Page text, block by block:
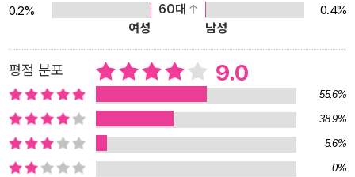
설이 이 존재들을 암시한다는 내용을 담는다. 깊은 바다 밑에 있는 그
들은 때가 되면 다시 깨어나 지구에 엄청난 재앙을 안긴다는 이야기.
져서 20세기 후반에 이르러 문화적 기호로 등장하게 된다. ◇ 현대
대중 문학에서 러브크래프트의 영향을 받은 사례들 : 클라이브 바커
Clive Barker : 영화 헬레이저와 게임 언다잉 Undying을 만듬. H.
R. 기거 : 에일리언 디자인으로 유명. 에일리언에 관한 삽화집 제목도
네크로노미콘(러브크래프트가 작품 속에 등장시킨 가공의 예언서)
0.2%
60대
0.4%
여성
남성
평점 분포 9.0
55.6%
38.9%
5.6%
0%